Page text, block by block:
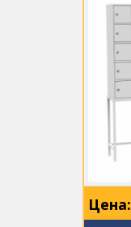
Цена: